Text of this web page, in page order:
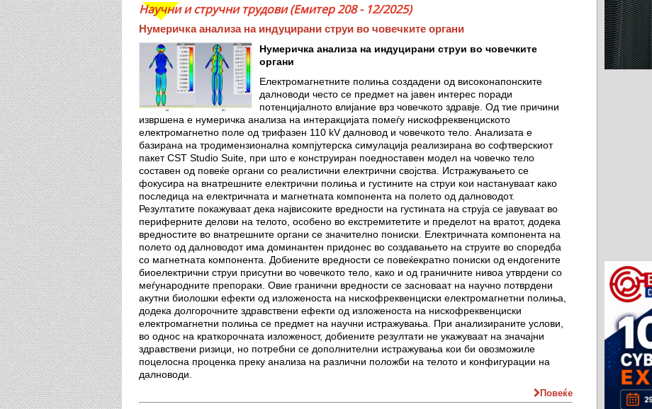
Научни и стручни трудови (Емитер 208 - 12/2025)
Нумеричка анализа на индуцирани струи во човечките органи
Нумеричка анализа на индуцирани струи во човечките
органи
Електромагнетните полиња создадени од високонапонските
далноводи често се предмет на јавен интерес поради
потенцијалното влијание врз човечкото здравје. Од тие причини
извршена е нумеричка анализа на интеракцијата помеѓу нискофреквенциското
електромагнетно поле од трифазен 110 kV далновод и човечкото тело. Анализата е
базирана на тродимензионална компјутерска симулација реализирана во софтверскиот
пакет CST Studio Suite, при што е конструиран поедноставен модел на човечко тело
составен од повеќе органи со реалистични електрични својства. Истражувањето се
фокусира на внатрешните електрични полиња и густините на струи кои настануваат како
последица на електричната и магнетната компонента на полето од далноводот.
Резултатите покажуваат дека највисоките вредности на густината на струја се јавуваат во
периферните делови на телото, особено во екстремитетите и пределот на вратот, додека
вредностите во внатрешните органи се значително пониски. Електричната компонента на
полето од далноводот има доминантен придонес во создавањето на струите во споредба
со магнетната компонента. Добиените вредности се повеќекратно пониски од ендогените
биоелектрични струи присутни во човечкото тело, како и од граничните нивоа утврдени со
меѓународните препораки. Овие гранични вредности се засноваат на научно потврдени
акутни биолошки ефекти од изложеноста на нискофреквенциски електромагнетни полиња,
додека долгорочните здравствени ефекти од изложеноста на нискофреквенциски
електромагнетни полиња се предмет на научни истражувања. При анализираните услови,
во однос на краткорочната изложеност, добиените резултати не укажуваат на значајни
здравс­твени ризици, но потребни се дополнителни истражувања кои би овозможиле
поцелосна проценка преку анализа на различни положби на телото и конфигурации на
далноводи.
Повеќе